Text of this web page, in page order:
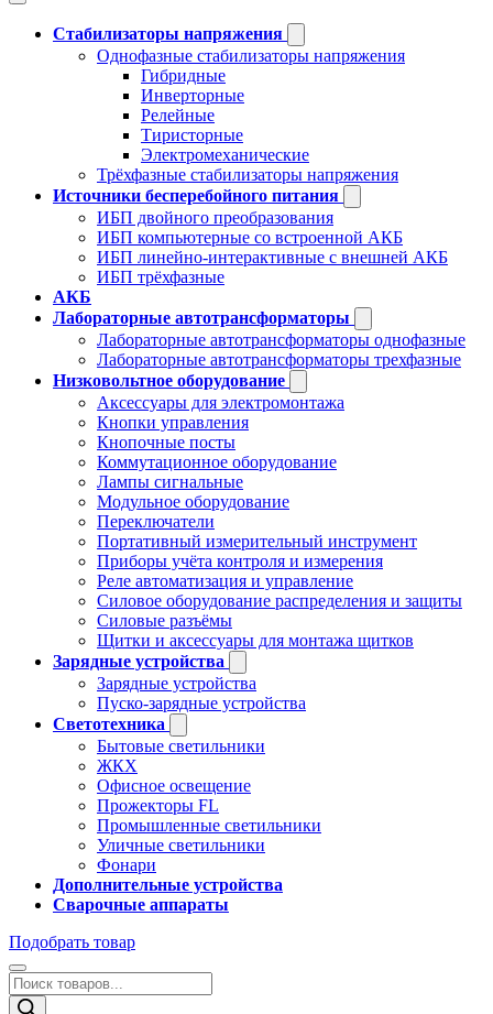
Стабилизаторы напряжения
Однофазные стабилизаторы напряжения
Гибридные
Инверторные
Релейные
Тиристорные
Электромеханические
Трёхфазные стабилизаторы напряжения
Источники бесперебойного питания
ИБП двойного преобразования
ИБП компьютерные со встроенной АКБ
ИБП линейно-интерактивные с внешней АКБ
ИБП трёхфазные
АКБ
Лабораторные автотрансформаторы
Лабораторные автотрансформаторы однофазные
Лабораторные автотрансформаторы трехфазные
Низковольтное оборудование
Аксессуары для электромонтажа
Кнопки управления
Кнопочные посты
Коммутационное оборудование
Лампы сигнальные
Модульное оборудование
Переключатели
Портативный измерительный инструмент
Приборы учёта контроля и измерения
Реле автоматизация и управление
Силовое оборудование распределения и защиты
Силовые разъёмы
Щитки и аксессуары для монтажа щитков
Зарядные устройства
Зарядные устройства
Пуско-зарядные устройства
Светотехника
Бытовые светильники
ЖКХ
Офисное освещение
Прожекторы FL
Промышленные светильники
Уличные светильники
Фонари
Дополнительные устройства
Сварочные аппараты
Подобрать товар
Поиск
товаров